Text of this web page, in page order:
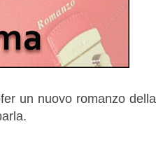
un nuovo romanzo della